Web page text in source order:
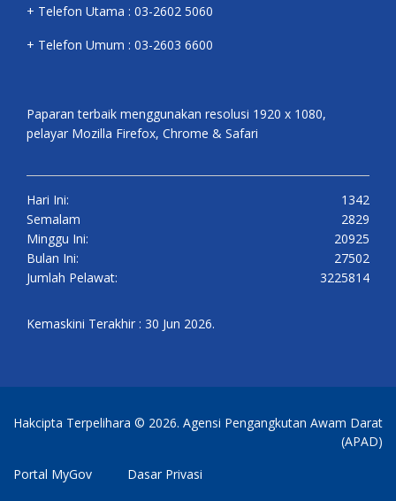
+ Telefon Utama : 03-2602 5060
+ Telefon Umum : 03-2603 6600
Paparan terbaik menggunakan resolusi 1920 x 1080,
pelayar Mozilla Firefox, Chrome & Safari
Hari Ini:
1342
Semalam
2829
Minggu Ini:
20925
Bulan Ini:
27502
Jumlah Pelawat:
3225814
Kemaskini Terakhir : 30 Jun 2026.
Hakcipta Terpelihara © 2026. Agensi Pengangkutan Awam Darat
(APAD)
Portal MyGov
Dasar Privasi